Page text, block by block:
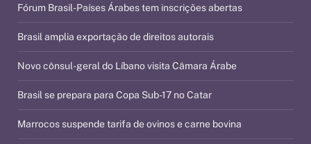
Fórum Brasil-Países Árabes tem inscrições abertas
Brasil amplia exportação de direitos autorais
Novo cônsul-geral do Líbano visita Câmara Árabe
Brasil se prepara para Copa Sub-17 no Catar
Marrocos suspende tarifa de ovinos e carne bovina